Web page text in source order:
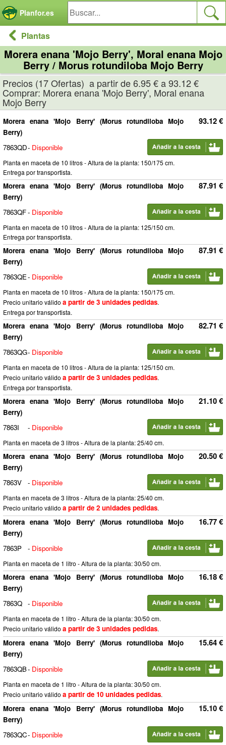
Planfor.es
Plantas
Morera enana 'Mojo Berry', Moral enana Mojo
Berry / Morus rotundiloba Mojo Berry
Precios (17 Ofertas) a partir de 6.95 € a 93.12 €
Comprar: Morera enana 'Mojo Berry', Moral enana
Mojo Berry
93.12 €
Morera enana 'Mojo Berry' (Morus rotundiloba Mojo
Berry)
7863QD- Disponible
Planta en maceta de 10 litros - Altura de la planta: 150/175 cm.
Entrega por transportista.
87.91 €
Morera enana 'Mojo Berry' (Morus rotundiloba Mojo
Berry)
7863QF- Disponible
Planta en maceta de 10 litros - Altura de la planta: 125/150 cm.
Entrega por transportista.
87.91 €
Morera enana 'Mojo Berry' (Morus rotundiloba Mojo
Berry)
7863QE- Disponible
Planta en maceta de 10 litros - Altura de la planta: 150/175 cm.
Precio unitario válido a partir de 3 unidades pedidas.
Entrega por transportista.
82.71 €
Morera enana 'Mojo Berry' (Morus rotundiloba Mojo
Berry)
7863QG- Disponible
Planta en maceta de 10 litros - Altura de la planta: 125/150 cm.
Precio unitario válido a partir de 3 unidades pedidas.
Entrega por transportista.
21.10 €
Morera enana 'Mojo Berry' (Morus rotundiloba Mojo
Berry)
7863I
- Disponible
Planta en maceta de 3 litros - Altura de la planta: 25/40 cm.
20.50 €
Morera enana 'Mojo Berry' (Morus rotundiloba Mojo
Berry)
7863V
- Disponible
Planta en maceta de 3 litros - Altura de la planta: 25/40 cm.
Precio unitario válido a partir de 2 unidades pedidas.
16.77 €
Morera enana 'Mojo Berry' (Morus rotundiloba Mojo
Berry)
7863P
- Disponible
Planta en maceta de 1 litro - Altura de la planta: 30/50 cm.
16.18 €
Morera enana 'Mojo Berry' (Morus rotundiloba Mojo
Berry)
7863Q - Disponible
Planta en maceta de 1 litro - Altura de la planta: 30/50 cm.
Precio unitario válido a partir de 3 unidades pedidas.
15.64 €
Morera enana 'Mojo Berry' (Morus rotundiloba Mojo
Berry)
7863QB- Disponible
Planta en maceta de 1 litro - Altura de la planta: 30/50 cm.
Precio unitario válido a partir de 10 unidades pedidas.
15.10 €
Morera enana 'Mojo Berry' (Morus rotundiloba Mojo
Berry)
7863QC- Disponible
Panel de gestión de cookies